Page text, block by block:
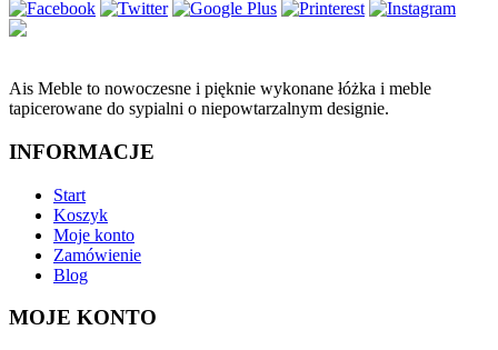
Ais Meble to nowoczesne i pięknie wykonane łóżka i meble
tapicerowane do sypialni o niepowtarzalnym designie.
INFORMACJE
Start
Koszyk
Moje konto
Zamówienie
Blog
MOJE KONTO